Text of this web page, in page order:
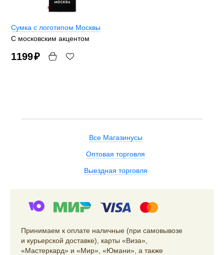
Сумка с логотипом Москвы
С московским акцентом
1199₽
Все Магазинусы
Оптовая торговля
Выездная торговля
Принимаем к оплате наличные (при самовывозе
и курьерской доставке), карты «Виза»,
«Мастеркард» и «Мир», «Юмани», а также